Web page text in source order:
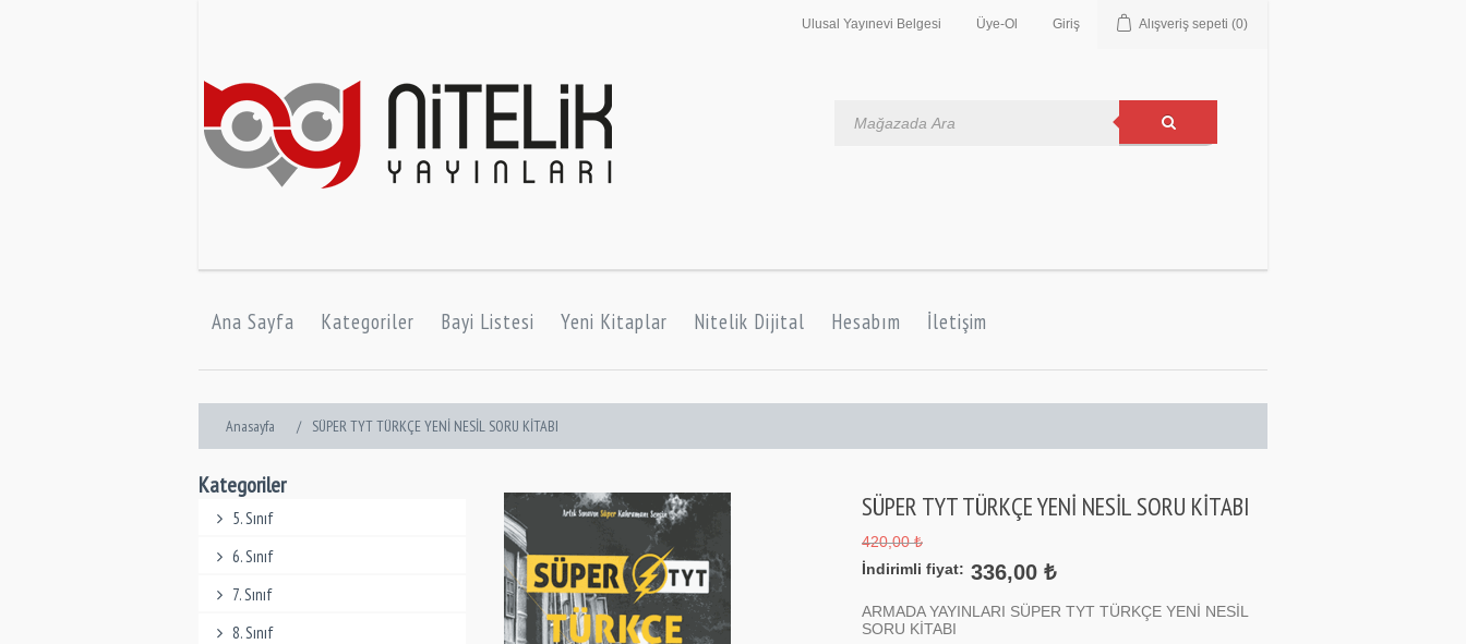
Ulusal Yayınevi Belgesi Üye-Ol Giriş Alışveriş sepeti (0)
Ana Sayfa Kategoriler Bayi Listesi Yeni Kitaplar Nitelik Dijital Hesabım İletişim
Anasayfa / SÜPER TYT TÜRKÇE YENİ NESİL SORU KİTABI
Kategoriler
5. Sınıf
6. Sınıf
7. Sınıf
8. Sınıf
SÜPER TYT TÜRKÇE YENİ NESİL SORU KİTABI
420,00 ₺
İndirimli fiyat: 336,00 ₺
ARMADA YAYINLARI SÜPER TYT TÜRKÇE YENİ NESİL
SORU KİTABI